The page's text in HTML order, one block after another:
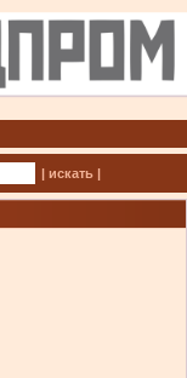
| искать |